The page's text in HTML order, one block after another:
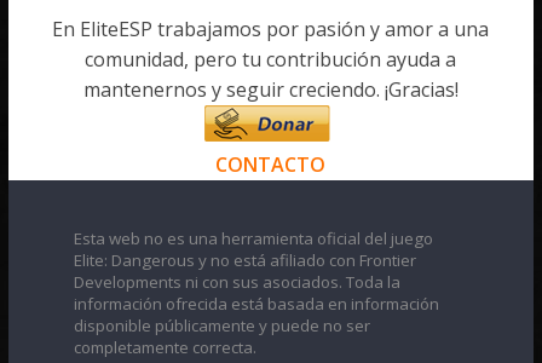
En EliteESP trabajamos por pasión y amor a una
comunidad, pero tu contribución ayuda a
mantenernos y seguir creciendo. ¡Gracias!
CONTACTO
Esta web no es una herramienta oficial del juego
Elite: Dangerous y no está afiliado con Frontier
Developments ni con sus asociados. Toda la
información ofrecida está basada en información
disponible públicamente y puede no ser
completamente correcta.